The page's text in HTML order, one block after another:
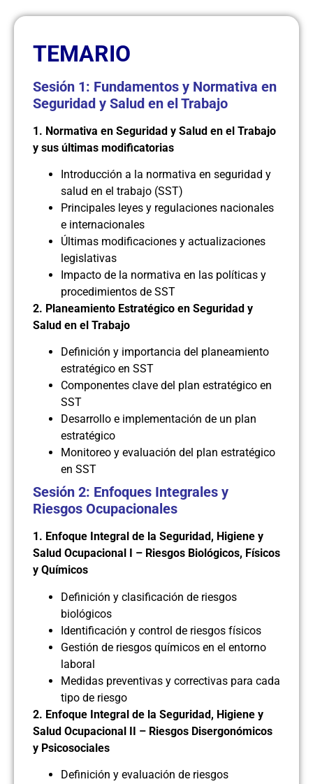
TEMARIO
Sesión 1: Fundamentos y Normativa en
Seguridad y Salud en el Trabajo
1. Normativa en Seguridad y Salud en el Trabajo
y sus últimas modificatorias
Introducción a la normativa en seguridad y
salud en el trabajo (SST)
Principales leyes y regulaciones nacionales
e internacionales
Últimas modificaciones y actualizaciones
legislativas
Impacto de la normativa en las políticas y
procedimientos de SST
2. Planeamiento Estratégico en Seguridad y
Salud en el Trabajo
Definición y importancia del planeamiento
estratégico en SST
Componentes clave del plan estratégico en
SST
Desarrollo e implementación de un plan
estratégico
Monitoreo y evaluación del plan estratégico
en SST
Sesión 2: Enfoques Integrales y
Riesgos Ocupacionales
1. Enfoque Integral de la Seguridad, Higiene y
Salud Ocupacional I – Riesgos Biológicos, Físicos
y Químicos
Definición y clasificación de riesgos
biológicos
Identificación y control de riesgos físicos
Gestión de riesgos químicos en el entorno
laboral
Medidas preventivas y correctivas para cada
tipo de riesgo
2. Enfoque Integral de la Seguridad, Higiene y
Salud Ocupacional II – Riesgos Disergonómicos
y Psicosociales
Definición y evaluación de riesgos